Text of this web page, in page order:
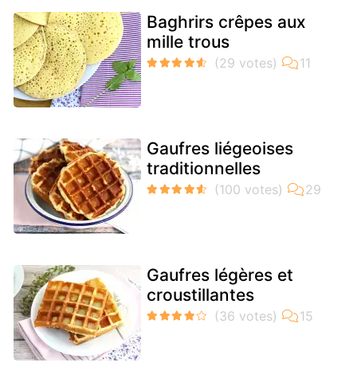
Baghrirs crêpes aux
mille trous
Gaufres liégeoises
traditionnelles
Gaufres légères et
croustillantes